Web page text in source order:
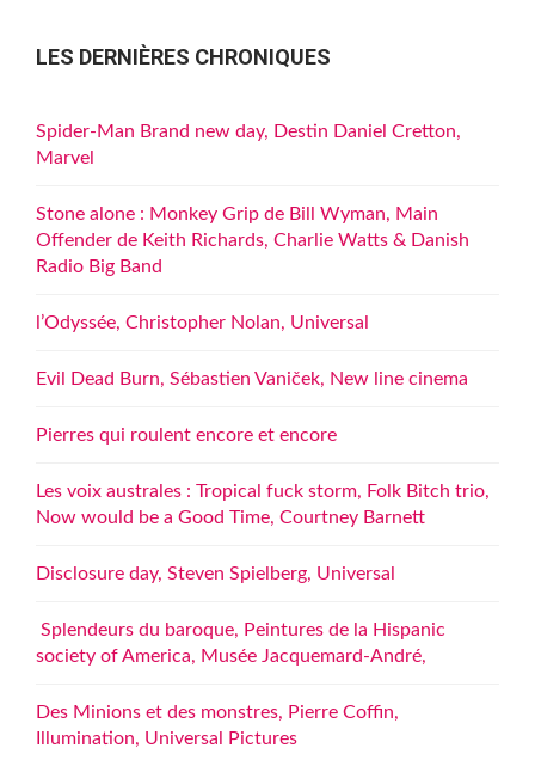
LES DERNIÈRES CHRONIQUES
Spider-Man Brand new day, Destin Daniel Cretton,
Marvel
Stone alone : Monkey Grip de Bill Wyman, Main
Offender de Keith Richards, Charlie Watts & Danish
Radio Big Band
l’Odyssée, Christopher Nolan, Universal
Evil Dead Burn, Sébastien Vaniček, New line cinema
Pierres qui roulent encore et encore
Les voix australes : Tropical fuck storm, Folk Bitch trio,
Now would be a Good Time, Courtney Barnett
Disclosure day, Steven Spielberg, Universal
Splendeurs du baroque, Peintures de la Hispanic
society of America, Musée Jacquemard-André,
Des Minions et des monstres, Pierre Coffin,
Illumination, Universal Pictures